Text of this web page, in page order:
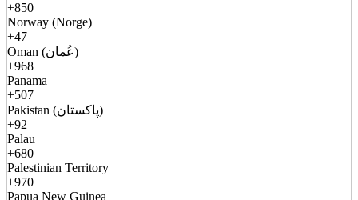
+850
Norway (Norge)
+47
Oman (عُمان)
+968
Panama
+507
Pakistan (پاکستان)
+92
Palau
+680
Palestinian Territory
+970
Papua New Guinea